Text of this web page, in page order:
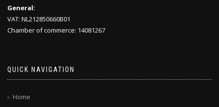
General:
VAT: NL212850660B01
Chamber of commerce: 14081267
QUICK NAVIGATION
Home